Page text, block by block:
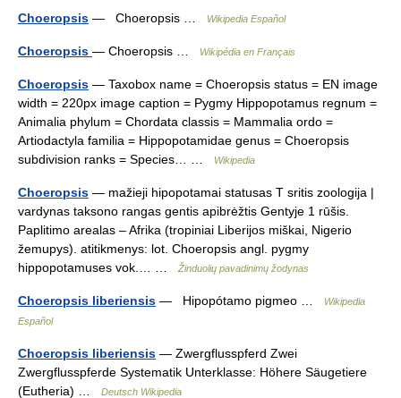
Choeropsis — Choeropsis … Wikipedia Español
Choeropsis — Choeropsis … Wikipédia en Français
Choeropsis — Taxobox name = Choeropsis status = EN image
width = 220px image caption = Pygmy Hippopotamus regnum =
Animalia phylum = Chordata classis = Mammalia ordo =
Artiodactyla familia = Hippopotamidae genus = Choeropsis
subdivision ranks = Species… …
Wikipedia
Choeropsis — mažieji hipopotamai statusas T sritis zoologija |
vardynas taksono rangas gentis apibrėžtis Gentyje 1 rūšis.
Paplitimo arealas – Afrika (tropiniai Liberijos miškai, Nigerio
žemupys). atitikmenys: lot. Choeropsis angl. pygmy
hippopotamuses vok.… …
Žinduolių pavadinimų žodynas
Choeropsis liberiensis — Hipopótamo pigmeo …
Wikipedia
Español
Choeropsis liberiensis — Zwergflusspferd Zwei
Zwergflusspferde Systematik Unterklasse: Höhere Säugetiere
(Eutheria) …
Deutsch Wikipedia